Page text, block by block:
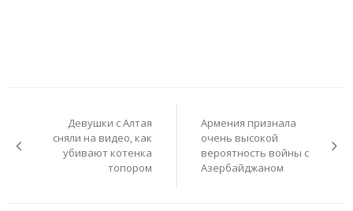
Девушки с Алтая
сняли на видео, как
убивают котенка
топором
Армения признала
очень высокой
вероятность войны с
Азербайджаном